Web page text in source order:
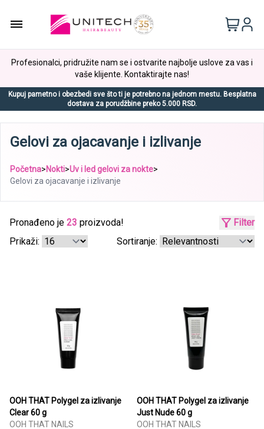
Profesionalci, pridružite nam se i ostvarite najbolje uslove za vas i
vaše klijente. Kontaktirajte nas!
Kupuj pametno i obezbedi sve što ti je potrebno na jednom mestu. Besplatna
dostava za porudžbine preko 5.000 RSD.
Gelovi za ojacavanje i izlivanje
Početna>Nokti>Uv i led gelovi za nokte>
Gelovi za ojacavanje i izlivanje
Pronađeno je 23 proizvoda!
Filter
Prikaži:
Sortiranje:
OOH THAT Polygel za izlivanje
Clear 60 g
OOH THAT NAILS
OOH THAT Polygel za izlivanje
Just Nude 60 g
OOH THAT NAILS